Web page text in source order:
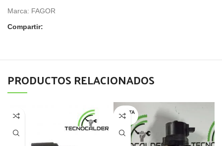
Marca: FAGOR
Compartir:
PRODUCTOS RELACIONADOS
AGOTA
DO